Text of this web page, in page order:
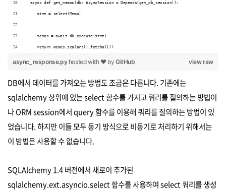
async def get_memos(db: AsyncSession = Depends(get_db_session)):
    stmt = select(Memo)
    memos = await db.execute(stmt)
    return memos.scalars().fetchall()
view raw
async_response.py hosted with ❤ byGitHub
DB에서 데이터를 가져오는 방법도 조금은 다릅니다. 기존에는
sqlalchemy 상위에 있는 select 함수를 가지고 쿼리를 질의하는 방법이
나 ORM session에서 query 함수를 이용해 쿼리를 질의하는 방법이 있
었습니다. 하지만 이들 모두 동기 방식으로 비동기로 처리하기 위해서는
이 방법은 사용할 수 없습니다.
SQLAlchemy 1.4 버전에서 새로이 추가된
sqlalchemy.ext.asyncio.select 함수를 사용하여 select 쿼리를 생성